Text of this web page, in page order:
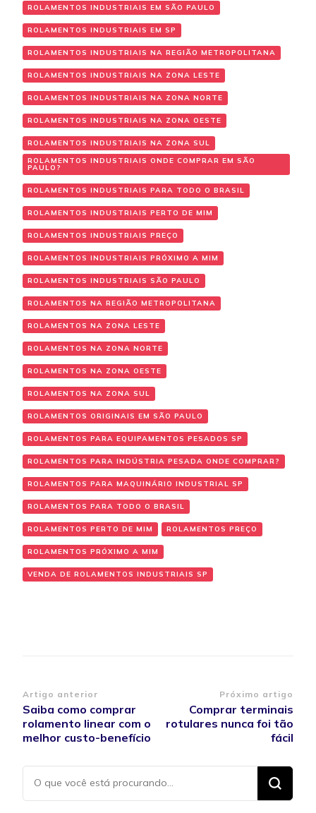
ROLAMENTOS INDUSTRIAIS EM SÃO PAULO
ROLAMENTOS INDUSTRIAIS EM SP
ROLAMENTOS INDUSTRIAIS NA REGIÃO METROPOLITANA
ROLAMENTOS INDUSTRIAIS NA ZONA LESTE
ROLAMENTOS INDUSTRIAIS NA ZONA NORTE
ROLAMENTOS INDUSTRIAIS NA ZONA OESTE
ROLAMENTOS INDUSTRIAIS NA ZONA SUL
ROLAMENTOS INDUSTRIAIS ONDE COMPRAR EM SÃO
PAULO?
ROLAMENTOS INDUSTRIAIS PARA TODO O BRASIL
ROLAMENTOS INDUSTRIAIS PERTO DE MIM
ROLAMENTOS INDUSTRIAIS PREÇO
ROLAMENTOS INDUSTRIAIS PRÓXIMO A MIM
ROLAMENTOS INDUSTRIAIS SÃO PAULO
ROLAMENTOS NA REGIÃO METROPOLITANA
ROLAMENTOS NA ZONA LESTE
ROLAMENTOS NA ZONA NORTE
ROLAMENTOS NA ZONA OESTE
ROLAMENTOS NA ZONA SUL
ROLAMENTOS ORIGINAIS EM SÃO PAULO
ROLAMENTOS PARA EQUIPAMENTOS PESADOS SP
ROLAMENTOS PARA INDÚSTRIA PESADA ONDE COMPRAR?
ROLAMENTOS PARA MAQUINÁRIO INDUSTRIAL SP
ROLAMENTOS PARA TODO O BRASIL
ROLAMENTOS PERTO DE MIM ROLAMENTOS PREÇO
ROLAMENTOS PRÓXIMO A MIM
VENDA DE ROLAMENTOS INDUSTRIAIS SP
Navegação de post
Artigo anterior
Saiba como comprar
rolamento linear com o
melhor custo-benefício
Próximo artigo
Comprar terminais
rotulares nunca foi tão
fácil
Procurando
algo?